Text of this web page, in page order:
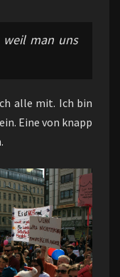
man uns
alle mit. Ich bin
Eine von knapp